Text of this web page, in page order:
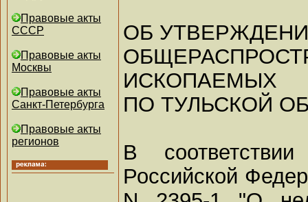
Правовые акты
СССР
Правовые акты
Москвы
Правовые акты
Санкт-Петербурга
Правовые акты
регионов
ОБ
ИСКОПАЕМЫХ
ПО ТУЛЬСКОЙ
В
Российской